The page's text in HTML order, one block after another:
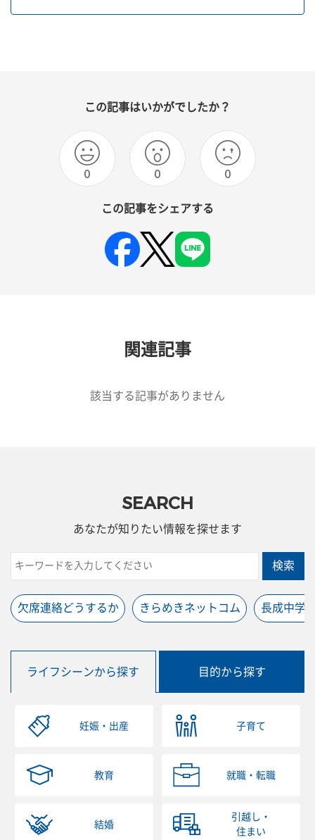
この記事はいかがでしたか？
0 0 0
この記事をシェアする
関連記事
該当する記事がありません
SEARCH
あなたが知りたい情報を探せます
検索
欠席連絡どうするか きらめきネットコム 長成中学
ライフシーンから探す 目的から探す
妊娠・出産 子育て
教育 就職・転職
結婚
引越し・
住まい